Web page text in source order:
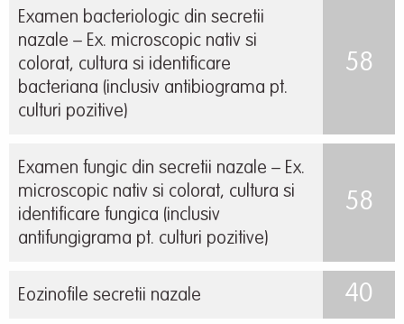
Examen bacteriologic din secretii
nazale – Ex. microscopic nativ si
colorat, cultura si identificare
bacteriana (inclusiv antibiograma pt.
culturi pozitive)
58
Examen fungic din secretii nazale – Ex.
microscopic nativ si colorat, cultura si
identificare fungica (inclusiv
antifungigrama pt. culturi pozitive)
58
Eozinofile secretii nazale 40